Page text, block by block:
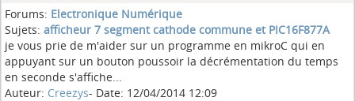
Forums: Electronique Numérique
Sujets: afficheur 7 segment cathode commune et PIC16F877A
je vous prie de m'aider sur un programme en mikroC qui en
appuyant sur un bouton poussoir la décrémentation du temps
en seconde s'affiche...
Auteur: Creezys- Date: 12/04/2014 12:09